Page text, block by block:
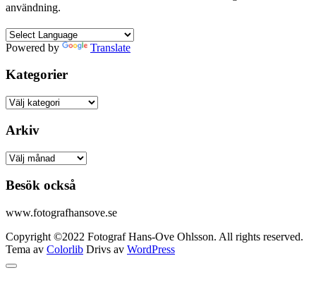
användning.
Powered by Translate
Kategorier
Kategorier
Arkiv
Arkiv
Besök också
www.fotografhansove.se
Copyright ©2022 Fotograf Hans-Ove Ohlsson. All rights reserved.
Tema av Colorlib Drivs av WordPress